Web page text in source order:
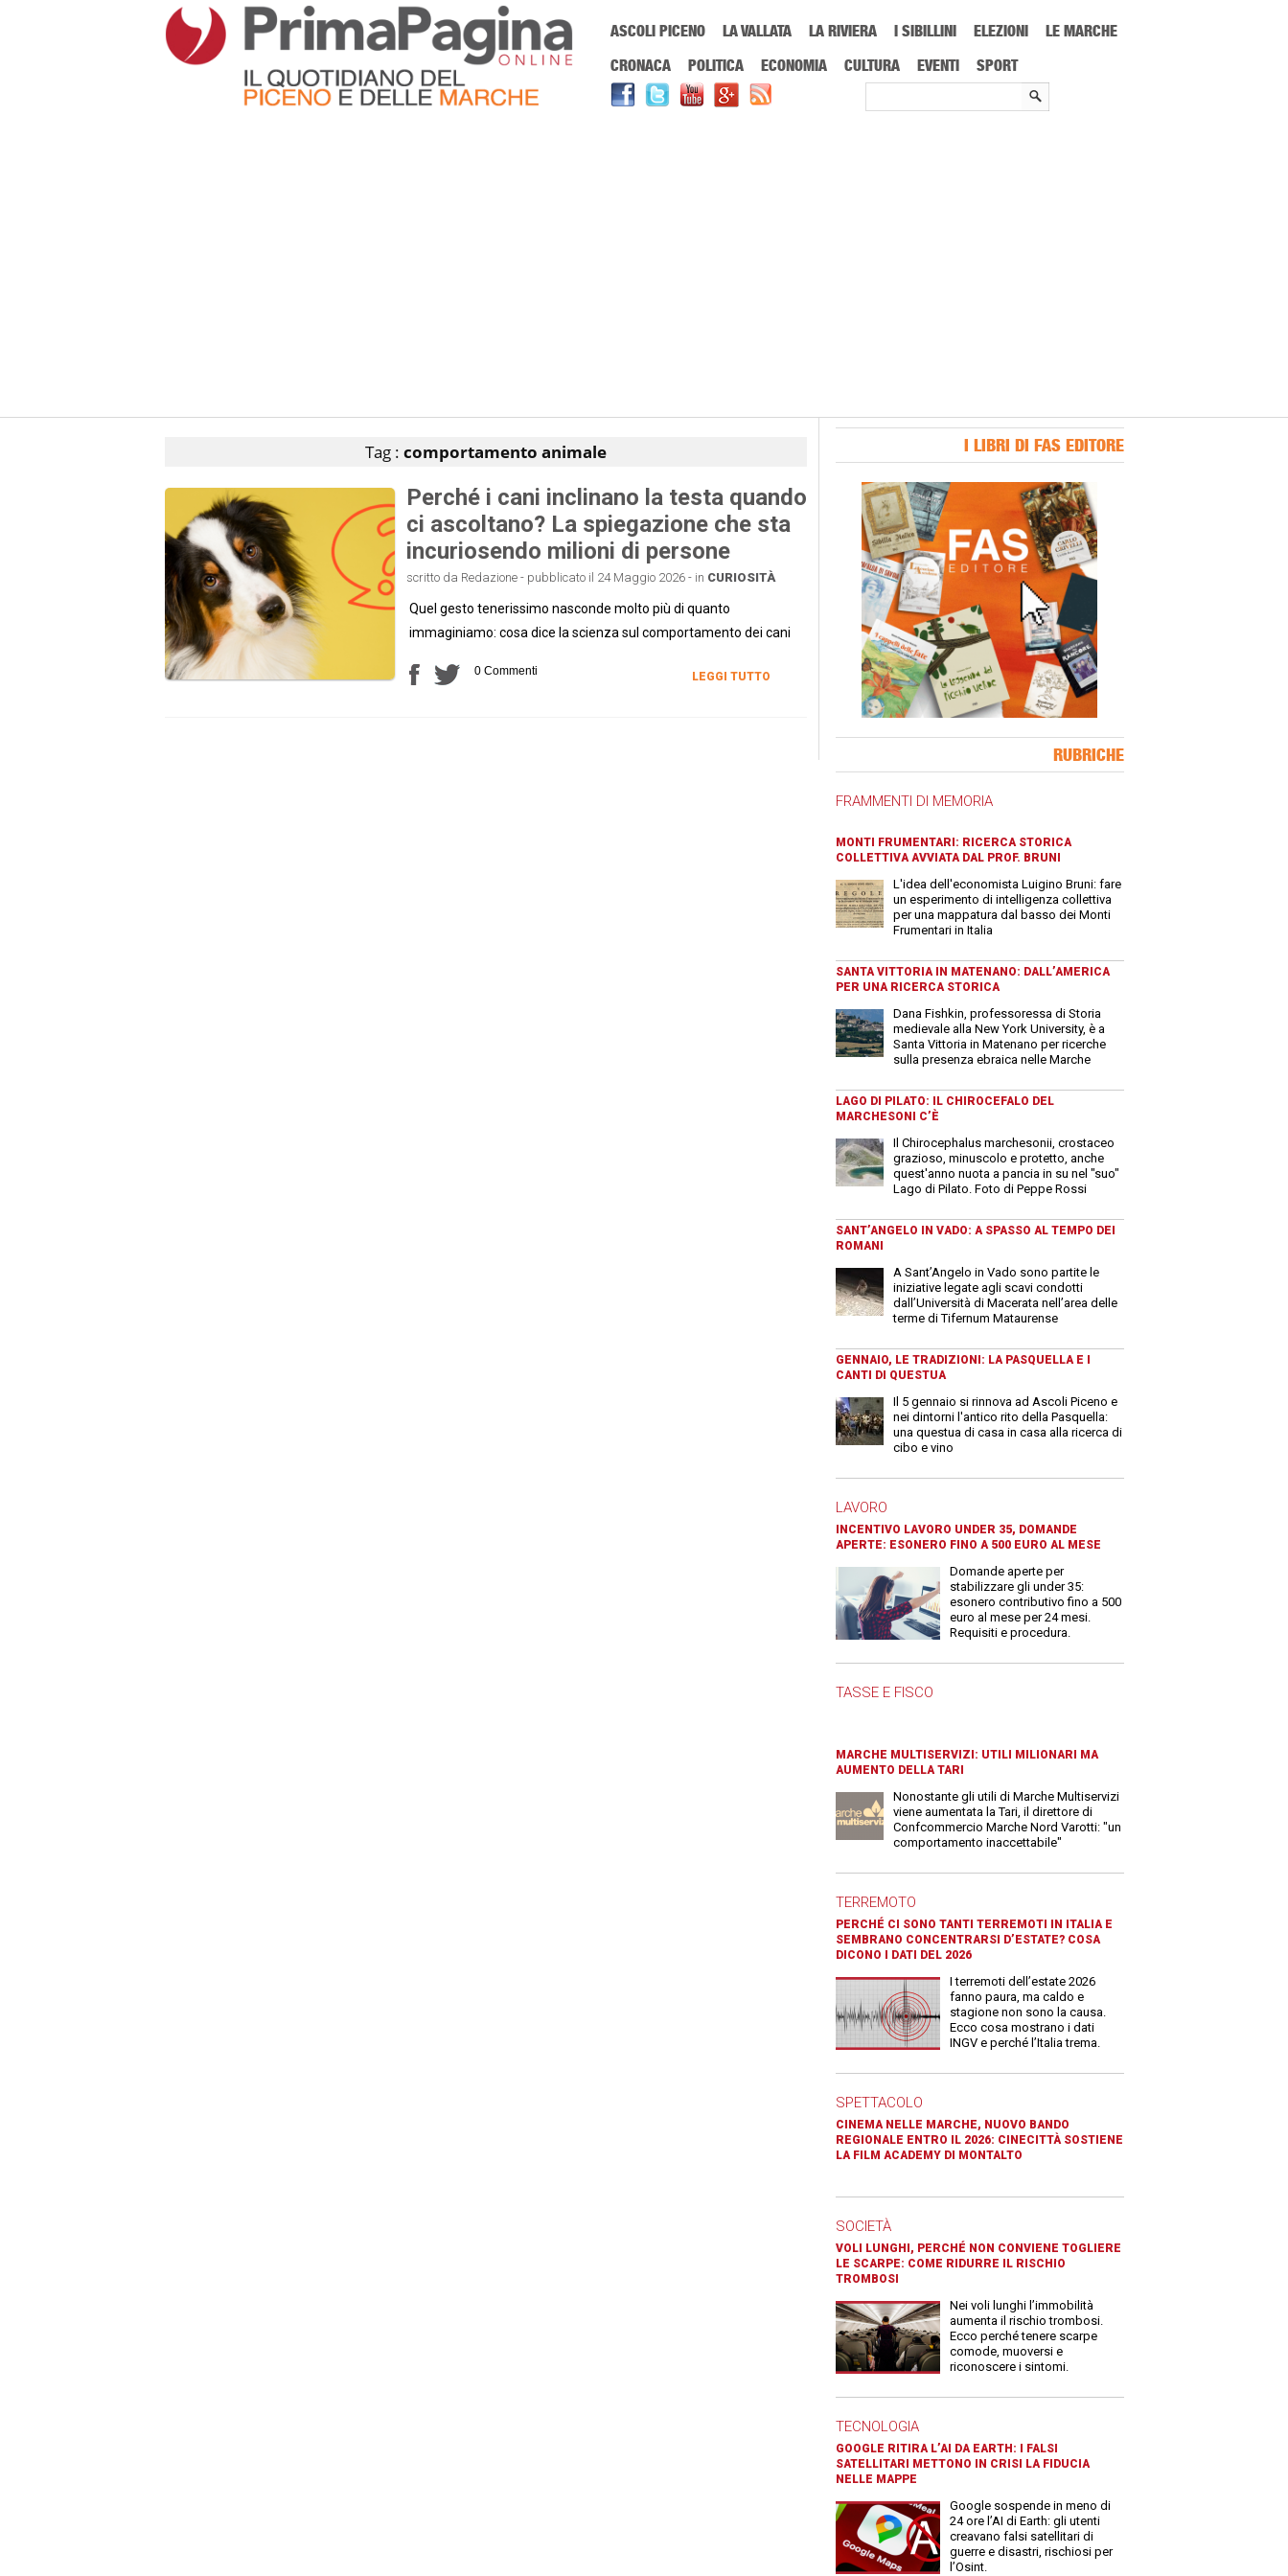
ASCOLI PICENO LA VALLATA LA RIVIERA I SIBILLINI ELEZIONI
LE MARCHE
CRONACA
POLITICA ECONOMIA CULTURA EVENTI SPORT
Tag : comportamento animale
Perché i cani inclinano la testa quando
ci ascoltano? La spiegazione che sta
incuriosendo milioni di persone
scritto da Redazione - pubblicato il 24 Maggio 2026 - in CURIOSITÀ
Quel gesto tenerissimo nasconde molto più di quanto
immaginiamo: cosa dice la scienza sul comportamento dei cani
0 Commenti LEGGI TUTTO
I LIBRI DI FAS EDITORE
RUBRICHE
FRAMMENTI DI MEMORIA
MONTI FRUMENTARI: RICERCA STORICA
COLLETTIVA AVVIATA DAL PROF. BRUNI
L'idea dell'economista Luigino Bruni: fare
un esperimento di intelligenza collettiva
per una mappatura dal basso dei Monti
Frumentari in Italia
SANTA VITTORIA IN MATENANO: DALL’AMERICA
PER UNA RICERCA STORICA
Dana Fishkin, professoressa di Storia
medievale alla New York University, è a
Santa Vittoria in Matenano per ricerche
sulla presenza ebraica nelle Marche
LAGO DI PILATO: IL CHIROCEFALO DEL
MARCHESONI C’È
Il Chirocephalus marchesonii, crostaceo
grazioso, minuscolo e protetto, anche
quest'anno nuota a pancia in su nel "suo"
Lago di Pilato. Foto di Peppe Rossi
SANT’ANGELO IN VADO: A SPASSO AL TEMPO DEI
ROMANI
A Sant’Angelo in Vado sono partite le
iniziative legate agli scavi condotti
dall’Università di Macerata nell’area delle
terme di Tifernum Mataurense
GENNAIO, LE TRADIZIONI: LA PASQUELLA E I
CANTI DI QUESTUA
Il 5 gennaio si rinnova ad Ascoli Piceno e
nei dintorni l'antico rito della Pasquella:
una questua di casa in casa alla ricerca di
cibo e vino
LAVORO
INCENTIVO LAVORO UNDER 35, DOMANDE
APERTE: ESONERO FINO A 500 EURO AL MESE
Domande aperte per
stabilizzare gli under 35:
esonero contributivo fino a 500
euro al mese per 24 mesi.
Requisiti e procedura.
TASSE E FISCO
MARCHE MULTISERVIZI: UTILI MILIONARI MA
AUMENTO DELLA TARI
Nonostante gli utili di Marche Multiservizi
viene aumentata la Tari, il direttore di
Confcommercio Marche Nord Varotti: "un
comportamento inaccettabile"
TERREMOTO
PERCHÉ CI SONO TANTI TERREMOTI IN ITALIA E
SEMBRANO CONCENTRARSI D’ESTATE? COSA
DICONO I DATI DEL 2026
I terremoti dell’estate 2026
fanno paura, ma caldo e
stagione non sono la causa.
Ecco cosa mostrano i dati
INGV e perché l’Italia trema.
SPETTACOLO
CINEMA NELLE MARCHE, NUOVO BANDO
REGIONALE ENTRO IL 2026: CINECITTÀ SOSTIENE
LA FILM ACADEMY DI MONTALTO
SOCIETÀ
VOLI LUNGHI, PERCHÉ NON CONVIENE TOGLIERE
LE SCARPE: COME RIDURRE IL RISCHIO
TROMBOSI
Nei voli lunghi l’immobilità
aumenta il rischio trombosi.
Ecco perché tenere scarpe
comode, muoversi e
riconoscere i sintomi.
TECNOLOGIA
GOOGLE RITIRA L’AI DA EARTH: I FALSI
SATELLITARI METTONO IN CRISI LA FIDUCIA
NELLE MAPPE
Google sospende in meno di
24 ore l’AI di Earth: gli utenti
creavano falsi satellitari di
guerre e disastri, rischiosi per
l’Osint.